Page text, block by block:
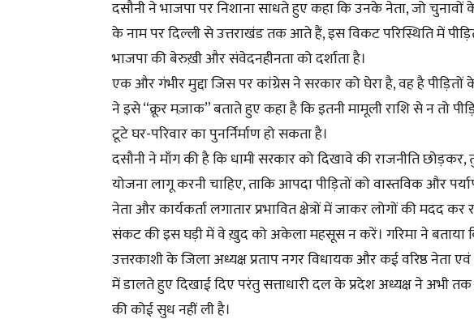
दसौनी ने भाजपा पर निशाना साधते हुए कहा कि उनके नेता, जो चुनावों
के नाम पर दिल्ली से उत्तराखंड तक आते हैं, इस विकट परिस्थिति में
भाजपा की बेरुख़ी और संवेदनहीनता को दर्शाता है।
एक और गंभीर मुद्दा जिस पर कांग्रेस ने सरकार को घेरा है, वह है पीड़ितों
ने इसे “क्रूर मज़ाक” बताते हुए कहा है कि इतनी मामूली राशि से न तो
टूटे घर-परिवार का पुनर्निर्माण हो सकता है।
दसौनी ने माँग की है कि धामी सरकार को दिखावे की राजनीति छोड़कर,
योजना लागू करनी चाहिए, ताकि आपदा पीड़ितों को वास्तविक और
नेता और कार्यकर्ता लगातार प्रभावित क्षेत्रों में जाकर लोगों की मदद
संकट की इस घड़ी में वे ख़ुद को अकेला महसूस न करें। गरिमा ने बताया
उत्तरकाशी के जिला अध्यक्ष प्रताप नगर विधायक और कई वरिष्ठ नेता एवं
में डालते हुए दिखाई दिए परंतु सत्ताधारी दल के प्रदेश अध्यक्ष ने अभी तक
की कोई सुध नहीं ली है।